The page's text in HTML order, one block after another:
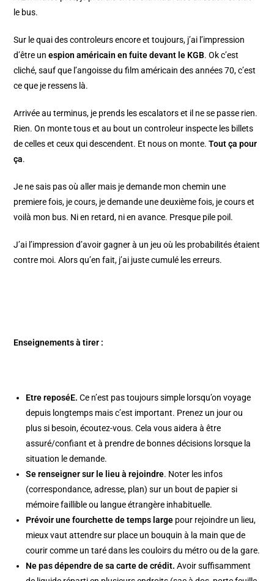
le bus.
Sur le quai des controleurs encore et toujours, j’ai l’impression
d’être unespion américain en fuite devant le KGB. Ok c’est
cliché, sauf que l’angoisse du film américain des années 70, c’est
ce que je ressens là.
Arrivée au terminus, je prends les escalators et il ne se passe rien.
Rien. On monte tous et au bout un controleur inspecte les billets
de celles et ceux qui descendent. Et nous on monte.Tout ça pour
ça.
Je ne sais pas où aller mais je demande mon chemin une
premiere fois, je cours, je demande une deuxième fois, je cours et
voilà mon bus. Ni en retard, ni en avance. Presque pile poil.
J’ai l’impression d’avoir gagner à un jeu où les probabilités étaient
contre moi. Alors qu’en fait, j’ai juste cumulé les erreurs.
Enseignements à tirer :
Etre reposéE.Ce n’est pas toujours simple lorsqu’on voyage
depuis longtemps mais c’est important. Prenez un jour ou
plus si besoin, écoutez-vous. Cela vous aidera à être
assuré/confiant et à prendre de bonnes décisions lorsque la
situation le demande.
Se renseigner sur le lieu à rejoindre. Noter les infos
(correspondance, adresse, plan) sur un bout de papier si
mémoire faillible ou langue étrangère inhabituelle.
Prévoir une fourchette de temps large pour rejoindre un lieu,
mieux vaut attendre sur place un bouquin à la main que de
courir comme un taré dans les couloirs du métro ou de la gare.
Ne pas dépendre de sa carte de crédit. Avoir suffisamment